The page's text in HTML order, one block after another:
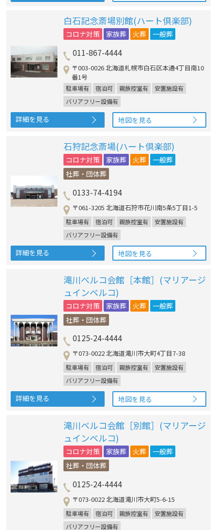
白石記念斎場別館(ハート倶楽部)
コロナ対策 家族葬 火葬 一般葬
011-867-4444
〒003-0026 北海道札幌市白石区本通4丁目南10
番1号
駐車場有 宿泊可 親族控室有
安置施設有
バリアフリー設備有
詳細を見る 地図を見る
石狩記念斎場(ハート倶楽部)
コロナ対策 家族葬 火葬
一般葬
社葬・団体葬
0133-74-4194
〒061-3205 北海道石狩市花川南5条5丁目1-5
駐車場有 宿泊可 親族控室有
安置施設有
バリアフリー設備有
詳細を見る 地図を見る
滝川ベルコ会館［本館］(マリアージ
ュインベルコ)
コロナ対策 家族葬 火葬
一般葬
社葬・団体葬
0125-24-4444
〒073-0022 北海道滝川市大町4丁目7-38
駐車場有 宿泊可 親族控室有
安置施設有
バリアフリー設備有
詳細を見る 地図を見る
滝川ベルコ会館［別館］(マリアージ
ュインベルコ)
コロナ対策 家族葬 火葬
一般葬
社葬・団体葬
0125-24-4444
〒073-0022 北海道滝川市大町5-6-15
駐車場有 宿泊可 親族控室有
安置施設有
バリアフリー設備有